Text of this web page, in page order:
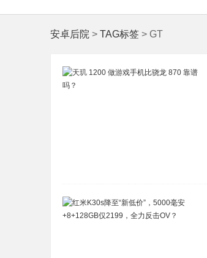
安卓后院 > TAG标签 > GT